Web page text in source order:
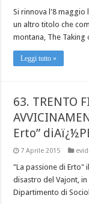
Si rinnova l'8 maggio
un altro titolo che
montana, The
Leggi tutto »
63. TRENTO
Erto”
7 Aprile 2015
"La passione di Erto"
disastro del Vajont,
Dipartimento di